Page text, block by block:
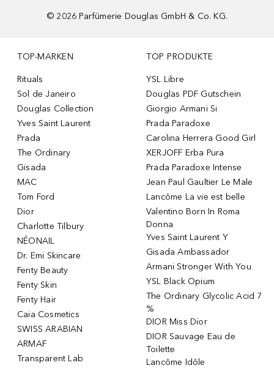
© 2026 Parfümerie Douglas GmbH & Co. KG.
TOP-MARKEN
Rituals
Sol de Janeiro
Douglas Collection
Yves Saint Laurent
Prada
The Ordinary
Gisada
MAC
Tom Ford
Dior
Charlotte Tilbury
NÉONAIL
Dr. Emi Skincare
Fenty Beauty
Fenty Skin
Fenty Hair
Caia Cosmetics
SWISS ARABIAN
ARMAF
Transparent Lab
TOP PRODUKTE
YSL Libre
Douglas PDF Gutschein
Giorgio Armani Si
Prada Paradoxe
Carolina Herrera Good Girl
XERJOFF Erba Pura
Prada Paradoxe Intense
Jean Paul Gaultier Le Male
Lancôme La vie est belle
Valentino Born In Roma
Donna
Yves Saint Laurent Y
Gisada Ambassador
Armani Stronger With You
YSL Black Opium
The Ordinary Glycolic Acid 7
%
DIOR Miss Dior
DIOR Sauvage Eau de
Toilette
Lancôme Idôle